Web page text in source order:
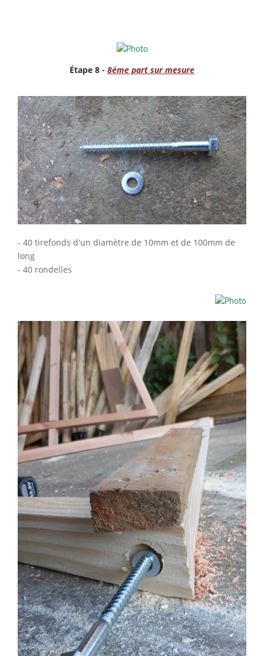
Étape 8 - 8éme part sur mesure
- 40 tirefonds d'un diamètre de 10mm et de 100mm de
long
- 40 rondelles